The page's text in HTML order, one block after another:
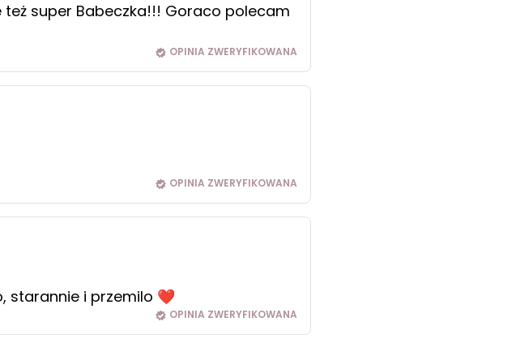
super Babeczka!!! Goraco polecam
OPINIA ZWERYFIKOWANA
OPINIA ZWERYFIKOWANA
starannie i przemilo ❤️
OPINIA ZWERYFIKOWANA